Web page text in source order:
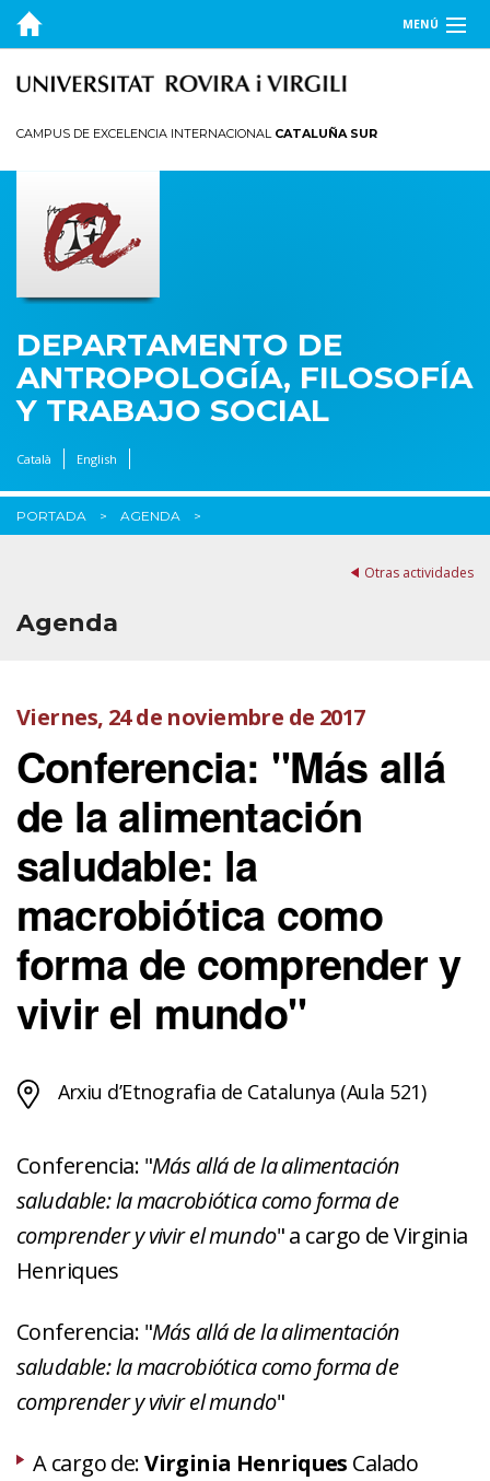
MENÚ
EL DEPARTAMENTO
INVESTIGACIÓN
PUBLICACIONES
TRANSFERENCIA
CAMPUS DE EXCELENCIA INTERNACIONAL CATALUÑA SUR
DEPARTAMENTO DE
ANTROPOLOGÍA, FILOSOFÍA
Y TRABAJO SOCIAL
Català English
PORTADA AGENDA
Otras actividades
Agenda
Viernes, 24 de noviembre de 2017
Conferencia: "Más allá
de la alimentación
saludable: la
macrobiótica como
forma de comprender y
vivir el mundo"
Arxiu d’Etnografia de Catalunya (Aula 521)
Conferencia: "Más allá de la alimentación
saludable: la macrobiótica como forma de
comprender y vivir el mundo" a cargo de Virginia
Henriques
Conferencia: "Más allá de la alimentación
saludable: la macrobiótica como forma de
comprender y vivir el mundo"
A cargo de:Virginia Henriques Calado